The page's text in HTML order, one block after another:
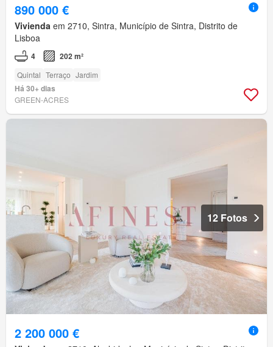
890 000 €
Vivienda em 2710, Sintra, Município de Sintra, Distrito de
Lisboa
4 202 m²
Quintal Terraço Jardim
Há 30+ dias
GREEN-ACRES
12 Fotos
2 200 000 €